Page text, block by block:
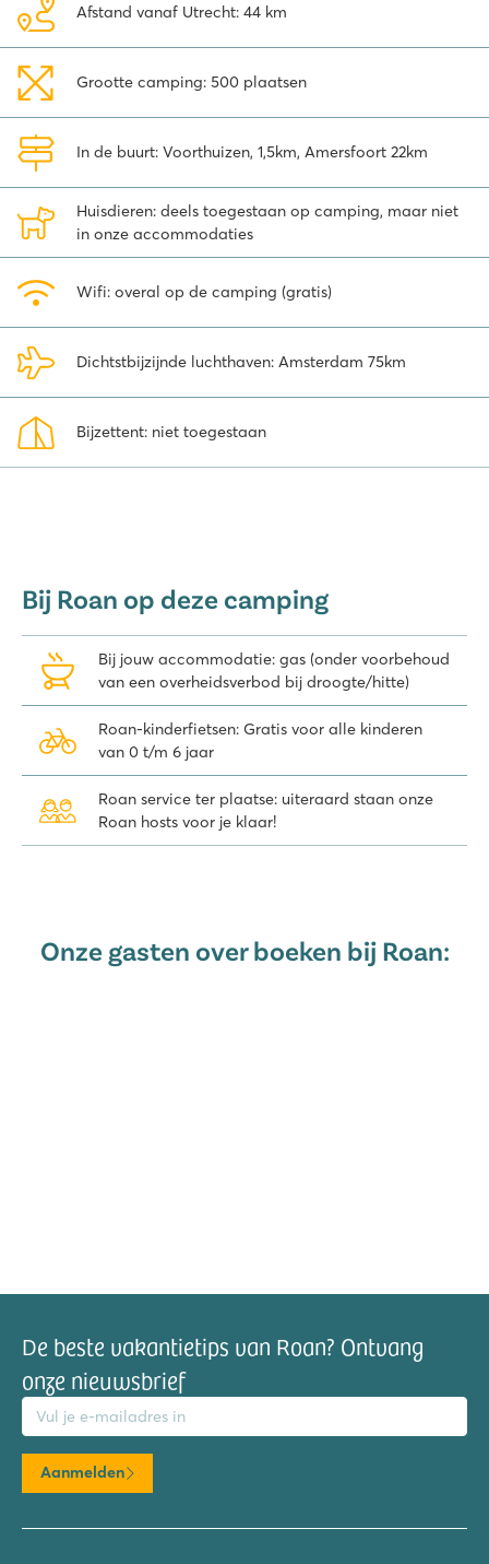
Vlakbij de uitgestrekte Veluwse bossen
Vanaf de camping sta je binnen een paar minuten middenin de
natuur. Kijk je ogen uit in de veelzijdige Veluwe, één van de mooiste
gebieden vanNederland. Wil je gezellig een dagje eropuit?
Amersfoort ligt vlakbij. Struin door de gezellige winkelstraten en
strijk neer op één van de vele terrasjes. Ben je met kinderen dan is
een bezoekje aan het pretpark Julianatoren, dierentuin de
Apenheul of dierenpark Amersfoort aan te raden. Voor een
heerlijke vakantie op de Veluwe boek je een vakantie via Roan
naar vakantiepark Ackersate.
Afstand vanaf Utrecht: 44 km
Grootte camping: 500 plaatsen
In de buurt: Voorthuizen, 1,5km, Amersfoort 22km
Huisdieren: deels toegestaan op camping, maar niet
in onze accommodaties
Wifi: overal op de camping (gratis)
Dichtstbijzijnde luchthaven: Amsterdam 75km
Bijzettent: niet toegestaan
Bij Roan op deze camping
Bij jouw accommodatie: gas (onder voorbehoud
van een overheidsverbod bij droogte/hitte)
Roan-kinderfietsen: Gratis voor alle kinderen
van 0 t/m 6 jaar
Roan service ter plaatse: uiteraard staan onze
Roan hosts voor je klaar!
Onze gasten over boeken bij Roan:
De beste vakantietips van Roan? Ontvang
onze nieuwsbrief
Aanmelden